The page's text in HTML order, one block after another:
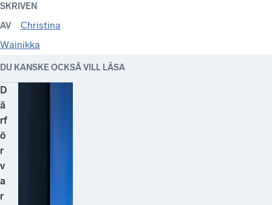
SKRIVEN
AV
Christina
Wainikka
DU KANSKE OCKSÅ VILL LÄSA
D
ä
rf
ö
r
v
a
r